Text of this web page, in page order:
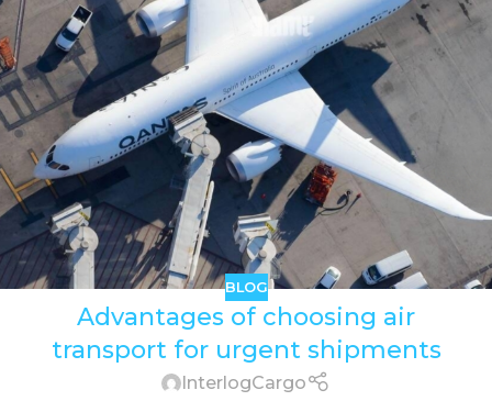
BLOG
Advantages of choosing air
transport for urgent shipments
InterlogCargo